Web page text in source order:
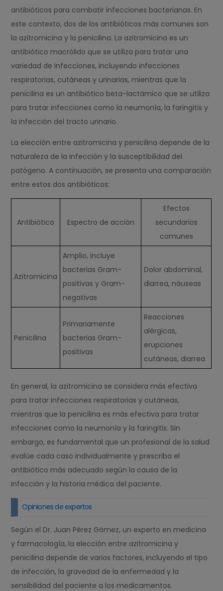
antibióticos para combatir infecciones bacterianas. En
este contexto, dos de los antibióticos más comunes son
la azitromicina y la penicilina. La azitromicina es un
antibiótico macrólido que se utiliza para tratar una
variedad de infecciones, incluyendo infecciones
respiratorias, cutáneas y urinarias, mientras que la
penicilina es un antibiótico beta-lactámico que se utiliza
para tratar infecciones como la neumonía, la faringitis y
la infección del tracto urinario.
La elección entre azitromicina y penicilina depende de la
naturaleza de la infección y la susceptibilidad del
patógeno. A continuación, se presenta una comparación
entre estos dos antibióticos:
Antibiótico Espectro de acción
Efectos
secundarios
comunes
Azitromicina
Amplio, incluye
bacterias Gram-
positivas y Gram-
negativas
Dolor abdominal,
diarrea, náuseas
Penicilina
Primariamente
bacterias Gram-
positivas
Reacciones
alérgicas,
erupciones
cutáneas, diarrea
En general, la azitromicina se considera más efectiva
para tratar infecciones respiratorias y cutáneas,
mientras que la penicilina es más efectiva para tratar
infecciones como la neumonía y la faringitis. Sin
embargo, es fundamental que un profesional de la salud
evalúe cada caso individualmente y prescriba el
antibiótico más adecuado según la causa de la
infección y la historia médica del paciente.
Opiniones de expertos
Según el Dr. Juan Pérez Gómez, un experto en medicina
y farmacología, la elección entre azitromicina y
penicilina depende de varios factores, incluyendo el tipo
de infección, la gravedad de la enfermedad y la
sensibilidad del paciente a los medicamentos.